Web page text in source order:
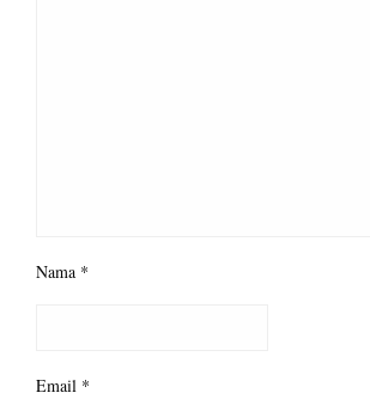
Nama *
Email *